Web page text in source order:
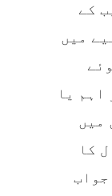
کے
میں
اہم یا
میں
کا
جواب